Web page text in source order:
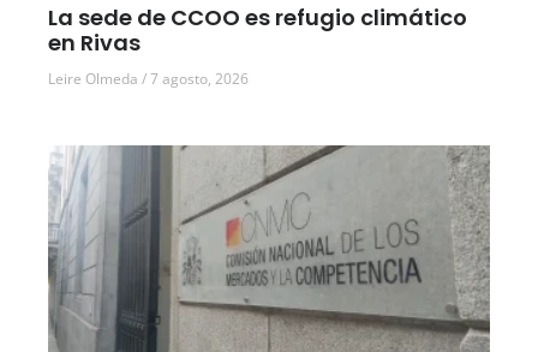
La sede de CCOO es refugio climático
en Rivas
Leire Olmeda 7 agosto, 2026